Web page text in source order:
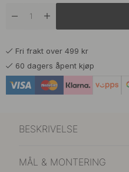
Børstet Titansvart
Fri frakt over 499 kr
60 dagers åpent kjøp
BESKRIVELSE
MÅL & MONTERING